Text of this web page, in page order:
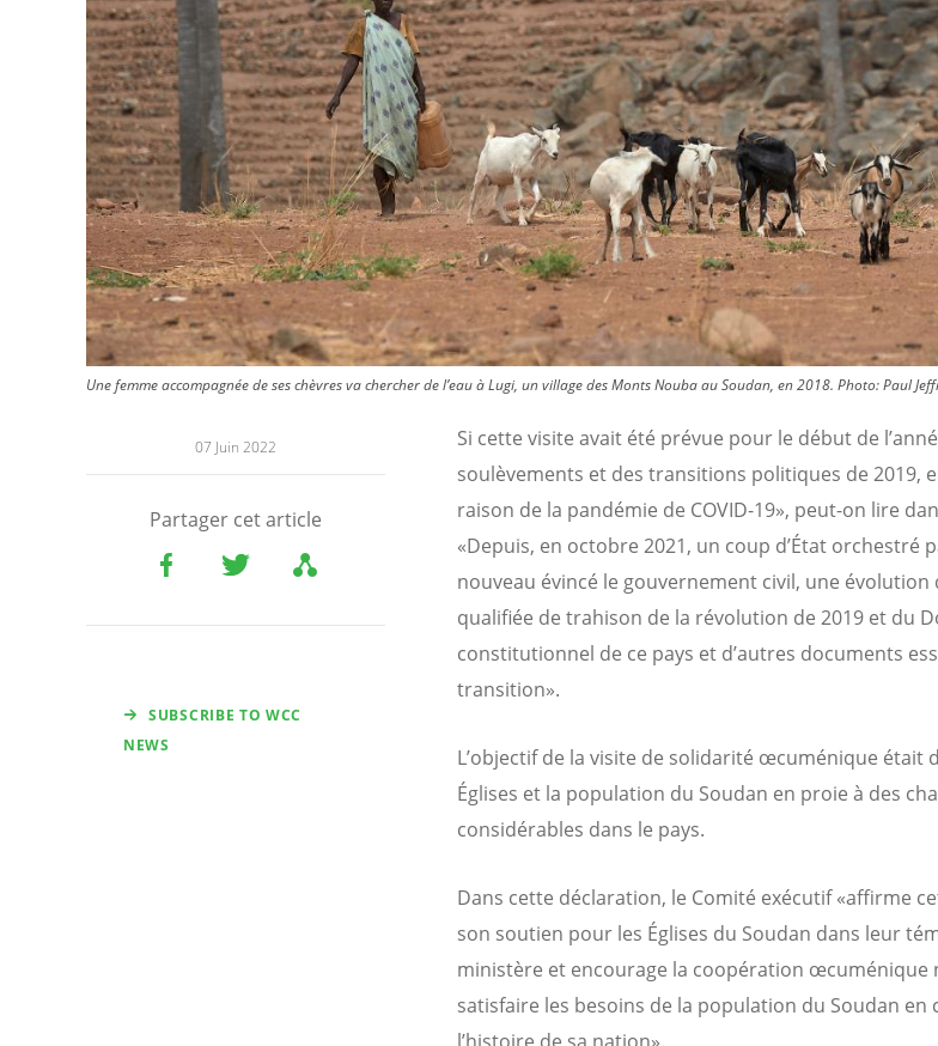
Une femme accompagnée de ses chèvres va chercher de l’eau à Lugi, un village des Monts Nouba au Soudan, en 2018. Photo:Paul
07 Juin 2022
Partager cet article
SUBSCRIBE TO WCC
NEWS
Si cette visite avait été prévue pour le début de
soulèvements et des transitions politiques de 2019,
raison de la pandémie de COVID-19», peut-on lire
«Depuis, en octobre 2021, un coup d’État orchestré
nouveau évincé le gouvernement civil, une évolution
qualifiée de trahison de la révolution de 2019 et du
constitutionnel de ce pays et d’autres documents
transition».
L’objectif de la visite de solidarité œcuménique était
Églises et la population du Soudan en proie à des
considérables dans le pays.
Dans cette déclaration, le Comité exécutif «affirme
son soutien pour les Églises du Soudan dans leur
ministère et encourage la coopération œcuménique
satisfaire les besoins de la population du Soudan en